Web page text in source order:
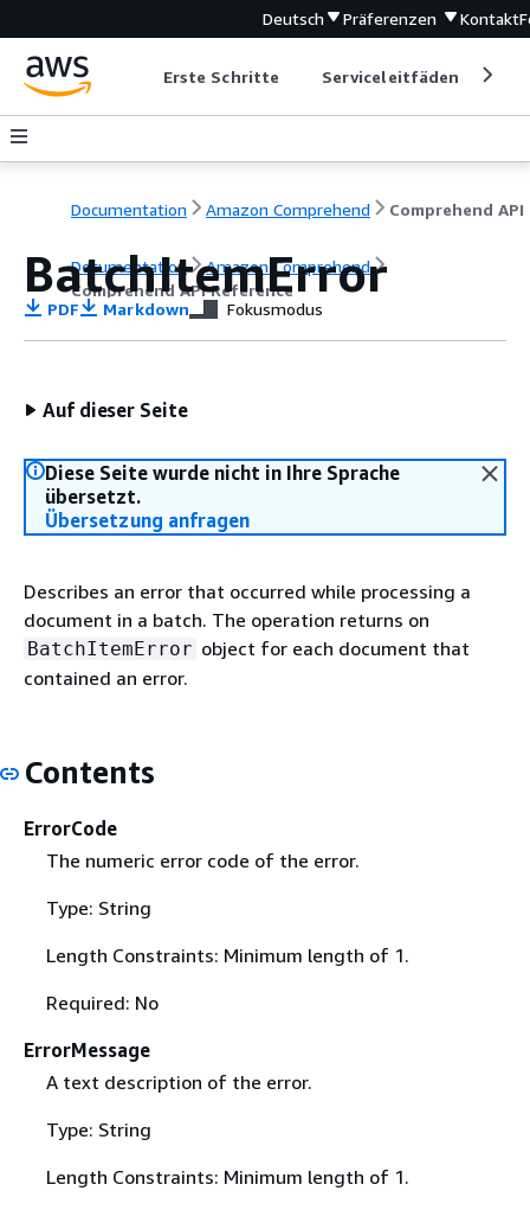
Deutsch Präferenzen Kontakt
Erste Schritte Serviceleitfäden
Documentation Amazon Comprehend
Documentation
Amazon Comprehend
Comprehend API Reference
BatchItemError
PDF Markdown Fokusmodus
Auf dieser Seite
Diese Seite wurde nicht in Ihre Sprache
übersetzt.
Übersetzung anfragen
Describes an error that occurred while processing a
document in a batch. The operation returns on
BatchItemError object for each document that
contained an error.
Contents
ErrorCode
The numeric error code of the error.
Type: String
Length Constraints: Minimum length of 1.
Required: No
ErrorMessage
A text description of the error.
Type: String
Length Constraints: Minimum length of 1.